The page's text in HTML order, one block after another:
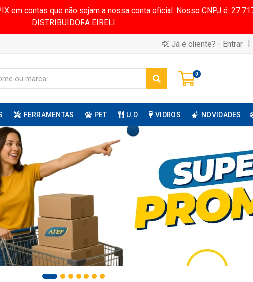
em contas que não sejam a nossa conta oficial. Nosso CNPJ é:
DISTRIBUIDORA EIRELI
Já é cliente? - Entrar |
0
FERRAMENTAS PET U.D VIDROS NOVIDADES